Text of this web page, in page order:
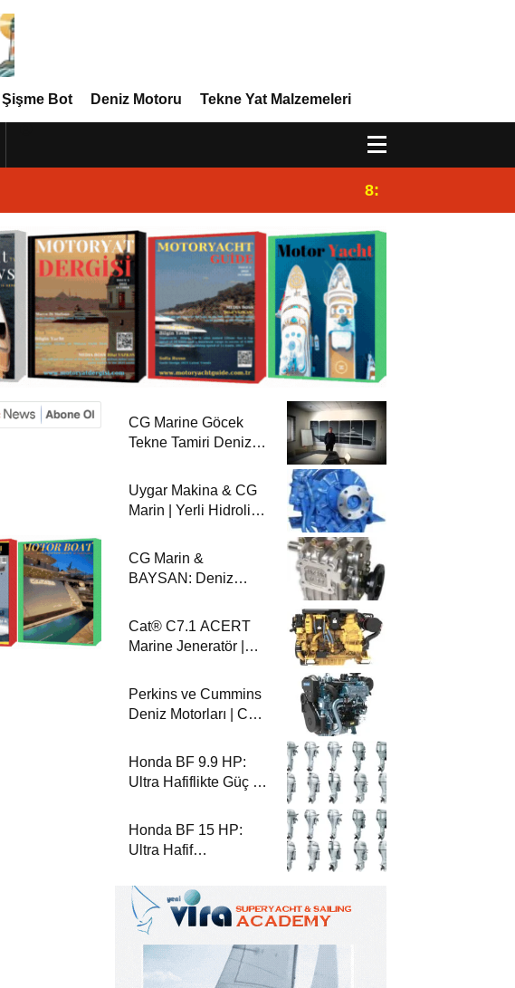
Şişme Bot Deniz Motoru Tekne Yat Malzemeleri
8:29
CG Marine Göcek
Tekne Tamiri Deniz
Uygar Makina & CG
Marin | Yerli Hidrolik
ve Deniz Motorları
CG Marin &
BAYSAN: Deniz
Sistemlerinde
Güvenilir Ortaklık
Cat® C7.1 ACERT
Marine Jeneratör |
Marin
Perkins ve Cummins
Deniz Motorları | CG
Güvenilir Performans
Honda BF 9.9 HP:
Ultra Hafiflikte Güç ve
Honda BF 15 HP:
Ultra Hafif